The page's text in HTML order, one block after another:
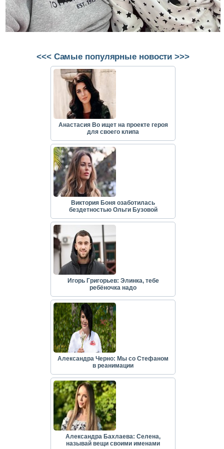
<<< Самые популярные новости >>>
Анастасия Во ищет на проекте героя
для своего клипа
Виктория Боня озаботилась
бездетностью Ольги Бузовой
Игорь Григорьев: Элинка, тебе
ребёночка надо
Александра Черно: Мы со Стефаном
в реанимации
Александра Бахлаева: Селена,
называй вещи своими именами